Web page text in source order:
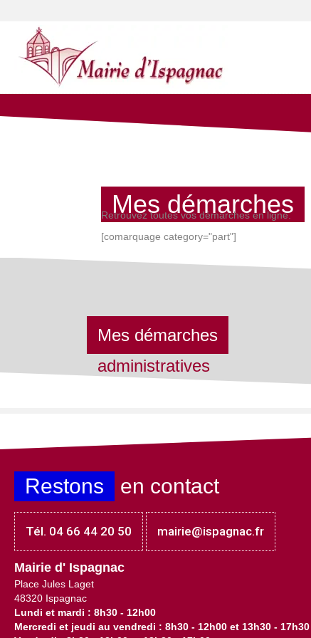
Mes démarches
Retrouvez toutes vos démarches en ligne.
[comarquage category="part"]
Mes démarches
administratives
Restons en contact
Tél. 04 66 44 20 50 mairie@ispagnac.fr
Mairie d' Ispagnac
Place Jules Laget
48320 Ispagnac
Lundi et mardi : 8h30 - 12h00
Mercredi et jeudi au vendredi : 8h30 - 12h00 et 13h30 - 17h30